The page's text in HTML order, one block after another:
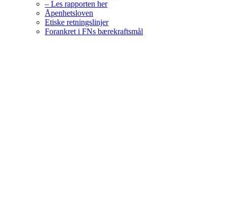
– Les rapporten her
Åpenhetsloven
Etiske retningslinjer
Forankret i FNs bærekraftsmål